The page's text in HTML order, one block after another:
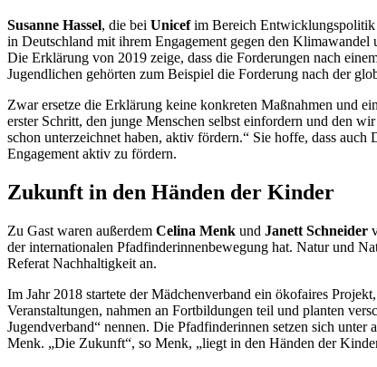
Susanne Hassel, die bei Unicefim Bereich Entwicklungspolitik
in Deutschland mit ihrem Engagementgegen den Klimawandel
Die Erklärung von 2019 zeige, dass die Forderungen nach
Jugendlichen gehörten zum Beispiel die Forderung nach der
Zwar ersetze die Erklärung keine konkreten Maßnahmen und
erster Schritt, den junge Menschen selbst einfordern und den
schon unterzeichnet haben, aktiv fördern.“ Sie hoffe, dass
Engagement aktiv zu fördern.
Zukunft in den Händen der Kinder
Zu Gast waren außerdem Celina Menk und Janett Schneider
der internationalen Pfadfinderinnenbewegung hat. Natur und
Referat Nachhaltigkeit an.
Im Jahr 2018 startete der Mädchenverband ein ökofaires
Veranstaltungen, nahmen an Fortbildungen teil und planten
Jugendverband“ nennen. Die Pfadfinderinnen setzen sich
Menk. „Die Zukunft“, so Menk, „liegt in den Händen der